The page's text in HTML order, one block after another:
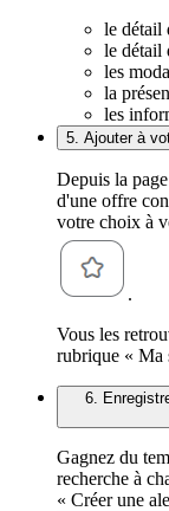
le détail
le détail
les
la
les
5. Ajouter à
Depuis la
d'une offre
votre choix à
.
Vous les
rubrique « Ma
6.
Gagnez du
recherche à
« Créer une